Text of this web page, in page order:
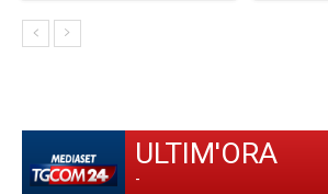
ULTIM'ORA
-